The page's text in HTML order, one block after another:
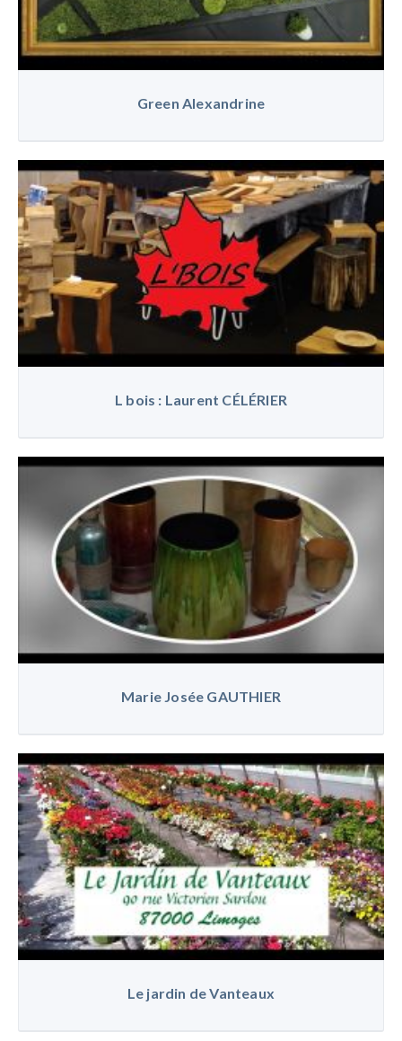
Green Alexandrine
L bois : Laurent CÉLÉRIER
Marie Josée GAUTHIER
Le jardin de Vanteaux